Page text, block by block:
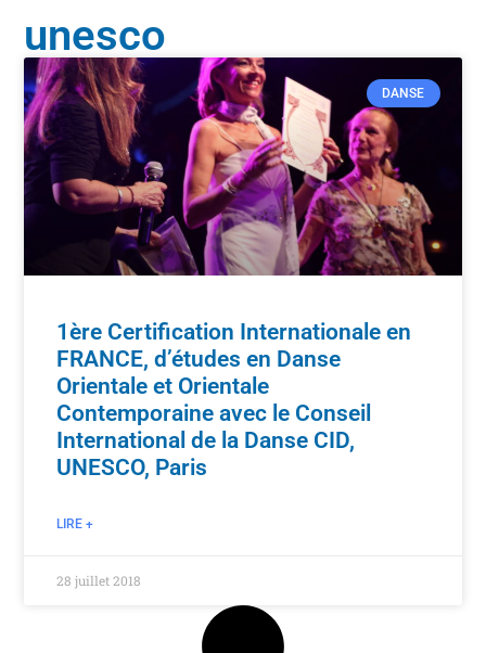
unesco
DANSE
1ère Certification Internationale en
FRANCE, d’études en Danse
Orientale et Orientale
Contemporaine avec le Conseil
International de la Danse CID,
UNESCO, Paris
LIRE +
28 juillet 2018